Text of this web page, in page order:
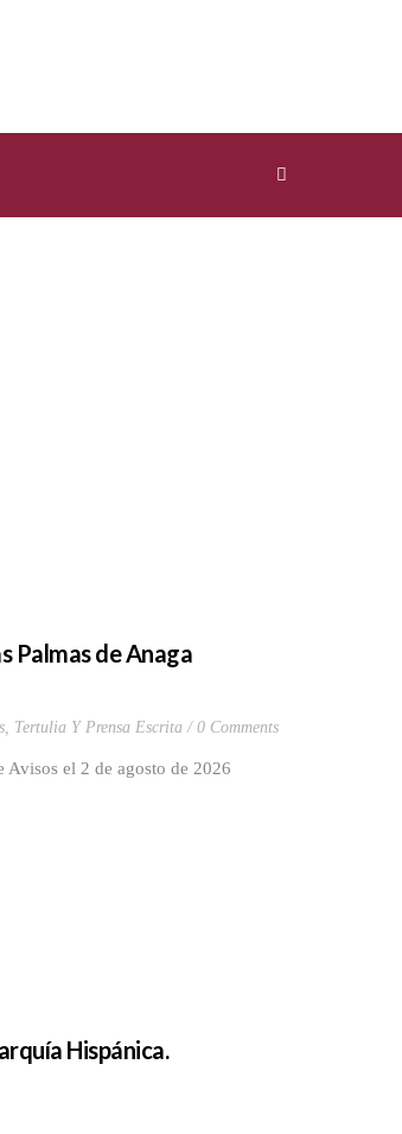
Palmas de Anaga
, Tertulia Y Prensa Escrita 0 Comments
el 2 de agosto de 2026
Hispánica.